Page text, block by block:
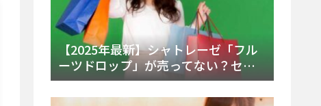
【2025年最新】シャトレーゼ「フル
ーツドロップ」が売ってない？セブ
ンでの販売終了理由と代替アイスを
徹底解説！